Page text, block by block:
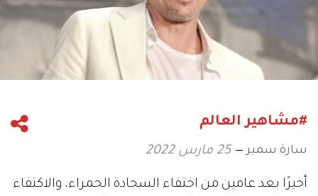
#مشاهير العالم
سارة سمير 25 مارس 2022
أخيرًا بعد عامين من اختفاء السجادة الحمراء، والاكتفاء